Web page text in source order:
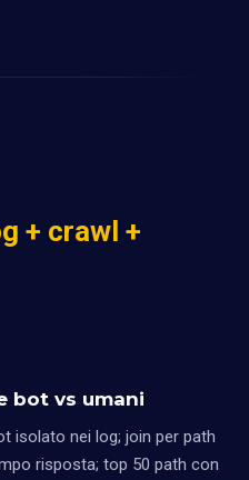
+ crawl +
bot vs umani
isolato nei log; join per path
risposta; top 50 path con